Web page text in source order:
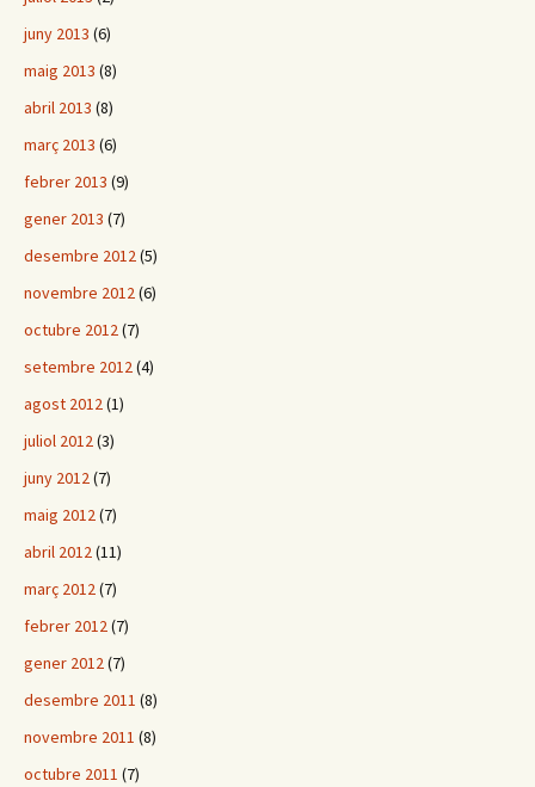
juny 2013 (6)
maig 2013 (8)
abril 2013 (8)
març 2013 (6)
febrer 2013 (9)
gener 2013 (7)
desembre 2012(5)
novembre 2012(6)
octubre 2012(7)
setembre 2012(4)
agost 2012(1)
juliol 2012(3)
juny 2012(7)
maig 2012(7)
abril 2012(11)
març 2012(7)
febrer 2012(7)
gener 2012(7)
desembre 2011 (8)
novembre 2011 (8)
octubre 2011 (7)